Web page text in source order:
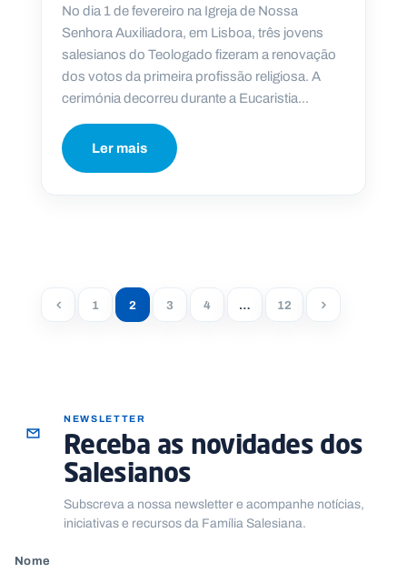
No dia 1 de fevereiro na Igreja de Nossa
Senhora Auxiliadora, em Lisboa, três jovens
salesianos do Teologado fizeram a renovação
dos votos da primeira profissão religiosa. A
cerimónia decorreu durante a Eucaristia...
Ler mais
1 2 3 4 … 12
NEWSLETTER
Receba as novidades dos
Salesianos
Subscreva a nossa newsletter e acompanhe notícias,
iniciativas e recursos da Família Salesiana.
Nome